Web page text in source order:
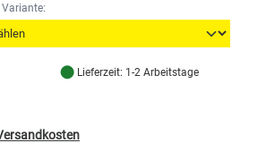
Variante:
● Lieferzeit: 1-2 Arbeitstage